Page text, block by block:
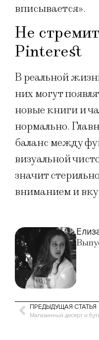
вписывается».
Не
Pinterest
В реальной
них могут
новые книги и
нормально.
баланс между
визуальной
значит
вниманием и
ПРЕДЫДУЩАЯ СТАТЬЯ